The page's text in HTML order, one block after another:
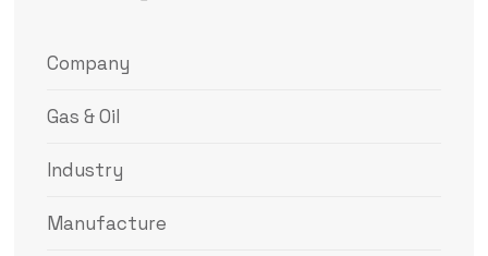
Company
Gas & Oil
Industry
Manufacture